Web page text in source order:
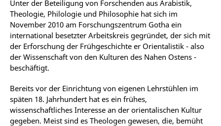
Unter der Beteiligung von Forschenden aus Arabistik,
Theologie, Philologie und Philosophie hat sich im
November 2010 am Forschungszentrum Gotha ein
international besetzter Arbeitskreis gegründet, der sich mit
der Erforschung der Frühgeschichte er Orientalistik - also
der Wissenschaft von den Kulturen des Nahen Ostens -
beschäftigt.
Bereits vor der Einrichtung von eigenen Lehrstühlen im
späten 18. Jahrhundert hat es ein frühes,
wissenschaftliches Interesse an der orientalischen Kultur
gegeben. Meist sind es Theologen gewesen, die, bemüht